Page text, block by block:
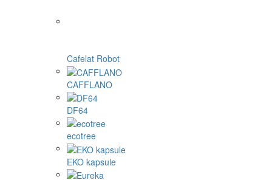
Cafelat Robot
CAFFLANO
DF64
ecotree
EKO kapsule